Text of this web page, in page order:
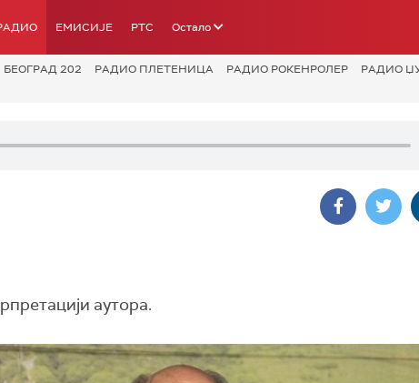
ЕМИСИЈЕ РТС Остало
БЕОГРАД 202 РАДИО ПЛЕТЕНИЦА РАДИО РОКЕНРОЛЕР
РАДИО
аутора.